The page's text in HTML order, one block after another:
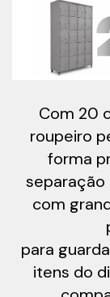
Com 20
roupeiro
forma
separação
com
para
itens do